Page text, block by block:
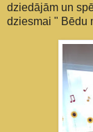
dziedājām un
dziesmai " Bēdu